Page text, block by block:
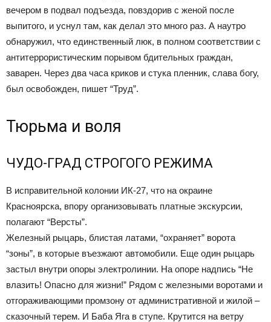
вечером в подвал подъезда, повздорив с женой после
выпитого, и уснул там, как делал это много раз. А наутро
обнаружил, что единственный люк, в полном соответствии с
антитеррористическим порывом бдительных граждан,
заварен. Через два часа криков и стука пленник, слава богу,
был освобожден, пишет “Труд”.
Тюрьма и воля
ЧУДО-ГРАД СТРОГОГО РЕЖИМА
В исправительной колонии ИК-27, что на окраине
Красноярска, впору организовывать платные экскурсии,
полагают “Версты”.
Железный рыцарь, блистая латами, “охраняет” ворота
“зоны”, в которые въезжают автомобили. Еще один рыцарь
застыл внутри опоры электролинии. На опоре надпись “Не
влазить! Опасно для жизни!” Рядом с железными воротами и
отгораживающими промзону от административной и жилой –
сказочный терем. И Баба Яга в ступе. Крутится на ветру